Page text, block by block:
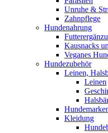
Unruhe &
Zahnpflege
Hundenahrung
Kausnacks
Veganes
Hundezubehör
Leinen,
Leinen
Kleidung